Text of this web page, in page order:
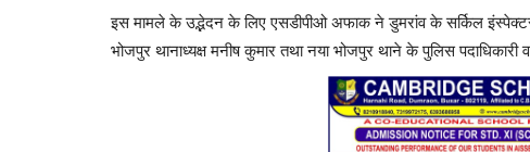
इस मामले के उद्भेदन के लिए एसडीपीओ अफाक ने डुमरांव के सर्किल
भोजपुर थानाध्यक्ष मनीष कुमार तथा नया भोजपुर थाने के पुलिस